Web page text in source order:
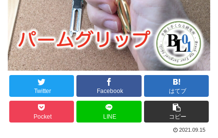
Twitter Facebook はてブ
Pocket LINE コピー
2021.09.15